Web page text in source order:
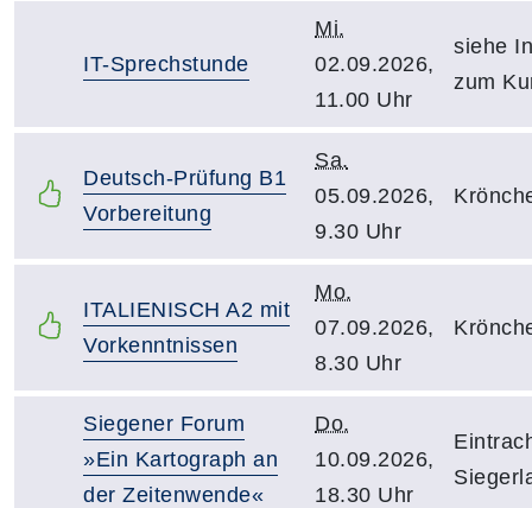
IT-Sprechstunde
Mi.
02.09.2026,
11.00 Uhr
siehe
zum
Deutsch-Prüfung B1
Vorbereitung
Sa.
05.09.2026,
9.30 Uhr
ITALIENISCH A2 mit
Vorkenntnissen
Mo.
07.09.2026,
8.30 Uhr
Siegener Forum
»Ein Kartograph an
der Zeitenwende«
Do.
10.09.2026,
18.30 Uhr